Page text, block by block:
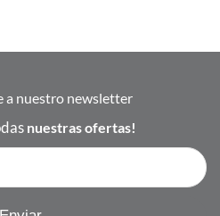
a nuestro newsletter
nuestras ofertas!